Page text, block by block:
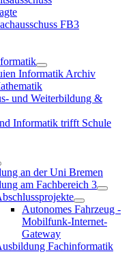
FB3
Informatik Archiv
und Weiterbildung &
Informatik trifft Schule
an der Uni Bremen
am Fachbereich 3
Autonomes Fahrzeug -
Mobilfunk-Internet-
Gateway
Fachinformatik